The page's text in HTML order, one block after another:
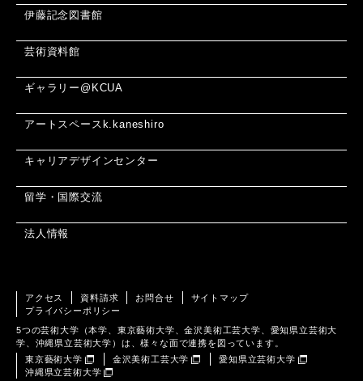
伊藤記念図書館
芸術資料館
ギャラリー@KCUA
アートスペースk.kaneshiro
キャリアデザインセンター
留学・国際交流
法人情報
アクセス 資料請求 お問合せ
サイトマップ
プライバシーポリシー
5つの芸術大学（本学、東京藝術大学、金沢美術工芸大学、愛知県立芸術大
学、沖縄県立芸術大学）は、様々な面で連携を図っています。
東京藝術大学
金沢美術工芸大学
愛知県立芸術大学
沖縄県立芸術大学